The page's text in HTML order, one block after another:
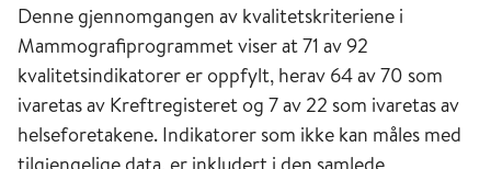
Denne gjennomgangen av kvalitetskriteriene i
Mammografiprogrammet viser at 71 av 92
kvalitetsindikatorer er oppfylt, herav 64 av 70 som
ivaretas av Kreftregisteret og 7 av 22 som ivaretas av
helseforetakene. Indikatorer som ikke kan måles med